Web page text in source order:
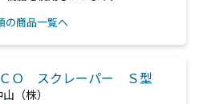
の商品一覧へ
ＣＯ スクレーパー Ｓ型
（株）